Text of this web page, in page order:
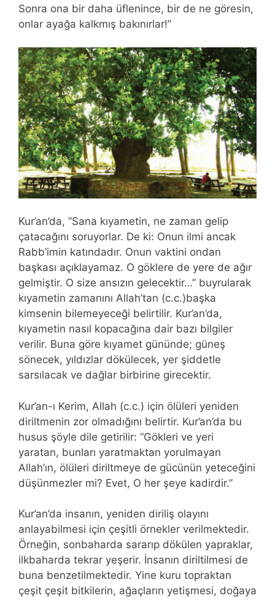
Sonra ona bir daha üflenince, bir de ne göresin,
onlar ayağa kalkmış bakınırlar!”
Kur’an’da, “Sana kıyametin, ne zaman gelip
çatacağını soruyorlar. De ki: Onun ilmi ancak
Rabb’imin katındadır. Onun vaktini ondan
başkası açıklayamaz. O göklere de yere de ağır
gelmiştir. O size ansızın gelecektir…” buyrularak
kıyametin zamanını Allah’tan (c.c.)başka
kimsenin bilemeyeceği belirtilir. Kur’an’da,
kıyametin nasıl kopacağına dair bazı bilgiler
verilir. Buna göre kıyamet gününde; güneş
sönecek, yıldızlar dökülecek, yer şiddetle
sarsılacak ve dağlar birbirine girecektir.
Kur’an-ı Kerim, Allah (c.c.) için ölüleri yeniden
diriltmenin zor olmadığını belirtir. Kur’an’da bu
husus şöyle dile getirilir: “Gökleri ve yeri
yaratan, bunları yaratmaktan yorulmayan
Allah’ın, ölüleri diriltmeye de gücünün yeteceğini
düşünmezler mi? Evet, O her şeye kadirdir.”
Kur’an’da insanın, yeniden diriliş olayını
anlayabilmesi için çeşitli örnekler verilmektedir.
Örneğin, sonbaharda sararıp dökülen yapraklar,
ilkbaharda tekrar yeşerir. İnsanın diriltilmesi de
buna benzetilmektedir. Yine kuru topraktan
çeşit çeşit bitkilerin, ağaçların yetişmesi, doğaya